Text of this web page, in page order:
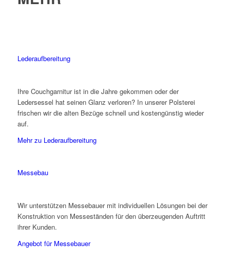
Lederaufbereitung
Ihre Couchgarnitur ist in die Jahre gekommen oder der
Ledersessel hat seinen Glanz verloren? In unserer Polsterei
frischen wir die alten Bezüge schnell und kostengünstig wieder
auf.
Mehr zu Lederaufbereitung
Messebau
Wir unterstützen Messebauer mit individuellen Lösungen bei der
Konstruktion von Messeständen für den überzeugenden Auftritt
ihrer Kunden.
Angebot für Messebauer